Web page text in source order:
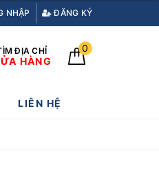
NHẬP ĐĂNG KÝ
ĐỊA CHỈ
HÀNG
0
LIÊN HỆ